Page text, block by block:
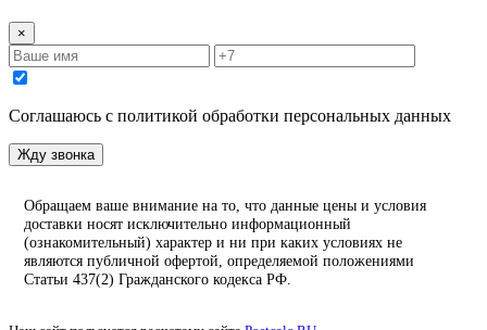
×
Соглашаюсь с политикой обработки персональных данных
Жду звонка
Обращаем ваше внимание на то, что данные цены и условия
доставки носят исключительно информационный
(ознакомительный) характер и ни при каких условиях не
являются публичной офертой, определяемой положениями
Статьи 437(2) Гражданского кодекса РФ.